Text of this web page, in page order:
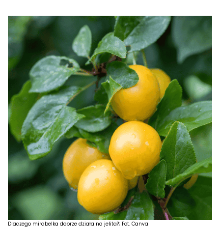
Dlaczego mirabelka dobrze działa na jelita?; Fot. Canva